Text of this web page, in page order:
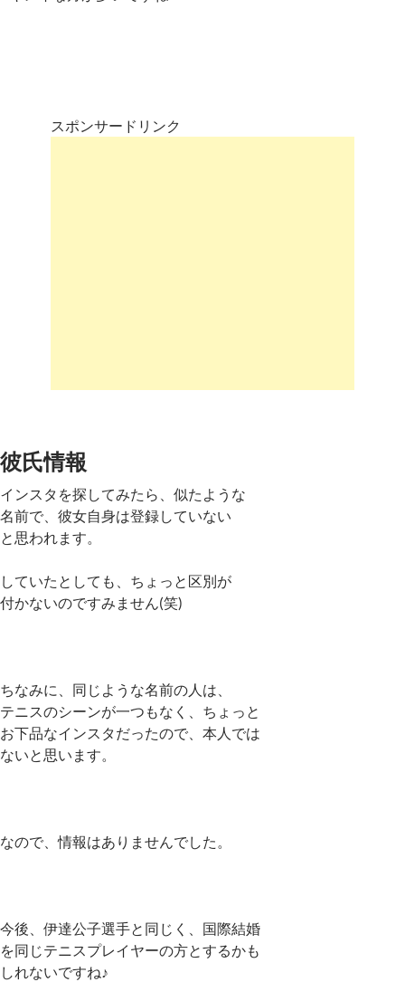
スポンサードリンク
彼氏情報
インスタを探してみたら、似たような
名前で、彼女自身は登録していない
と思われます。
していたとしても、ちょっと区別が
付かないのですみません(笑)
ちなみに、同じような名前の人は、
テニスのシーンが一つもなく、ちょっと
お下品なインスタだったので、本人では
ないと思います。
なので、情報はありませんでした。
今後、伊達公子選手と同じく、国際結婚
を同じテニスプレイヤーの方とするかも
しれないですね♪